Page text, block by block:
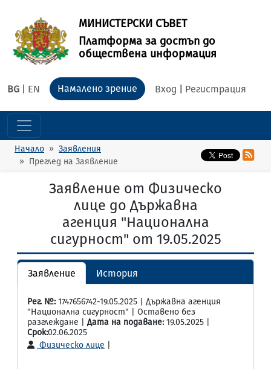
МИНИСТЕРСКИ СЪВЕТ
Платформа за достъп до
обществена информация
BG EN Вход Регистрация
Намалено зрение
Начало
Заявления
Преглед на Заявление
Заявление от Физическо
лице до Държавна
агенция "Национална
сигурност" от 19.05.2025
Заявление История
Рег. №: 1747656742-19.05.2025 | Държавна агенция
"Национална сигурност" | Оставено без
разглеждане | Дата на подаване: 19.05.2025 |
Срок:02.06.2025
Физическо лице